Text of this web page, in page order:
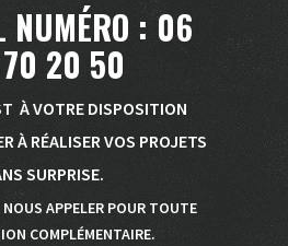
NUMÉRO : 06
20 50
À VOTRE DISPOSITION
À RÉALISER VOS PROJETS
SURPRISE.
NOUS APPELER POUR TOUTE
COMPLÉMENTAIRE.